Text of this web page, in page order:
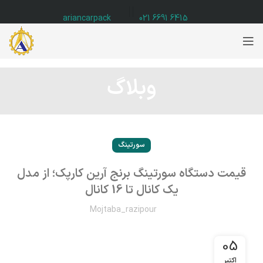
6415 6691 021
ariancarpack
سورتینگ
قیمت دستگاه سورتینگ برنج آرین کارپک؛ از مدل
یک کانال تا 16 کانال
Mojtaba_razipour
05
اکتبر